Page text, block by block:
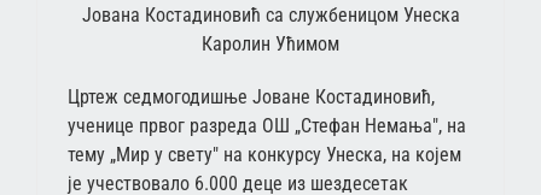
Јована Костадиновић са службеницом Унеска
Каролин Ућимом
Цртеж седмогодишње Јоване Костадиновић,
ученице првог разреда ОШ „Стефан Немања", на
тему „Мир у свету" на конкурсу Унеска, на којем
је учествовало 6.000 деце из шездесетак